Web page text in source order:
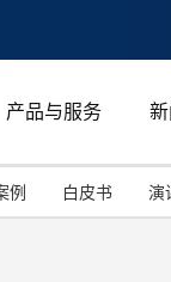
产品与服务
例 白皮书 演